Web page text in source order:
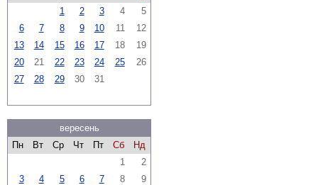
1
2 3 4
5
6
7 8 9 10 11
12
13
14 15 16 17 18
19
20
21 22 23 24 25
26
27
28 29 30 31
вересень
Пн
Вт Ср Чт Пт Сб
Нд
1
2
3
4 5 6 7 8
9